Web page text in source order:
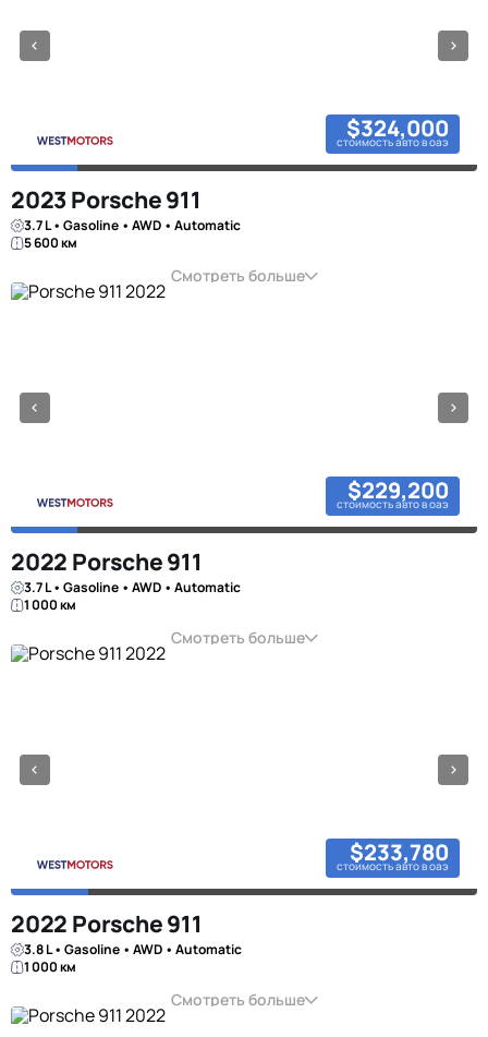
$324,000
стоимость авто в оаэ
2023 Porsche 911
3.7 L • Gasoline • AWD • Automatic
5 600 км
Смотреть больше
$229,200
стоимость авто в оаэ
2022 Porsche 911
3.7 L • Gasoline • AWD • Automatic
1 000 км
Смотреть больше
$233,780
стоимость авто в оаэ
2022 Porsche 911
3.8 L • Gasoline • AWD • Automatic
1 000 км
Смотреть больше